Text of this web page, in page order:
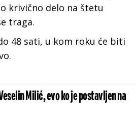
krivično delo na štetu
traga.
48 sati, u kom roku će biti
Milić, evo ko je postavljen na